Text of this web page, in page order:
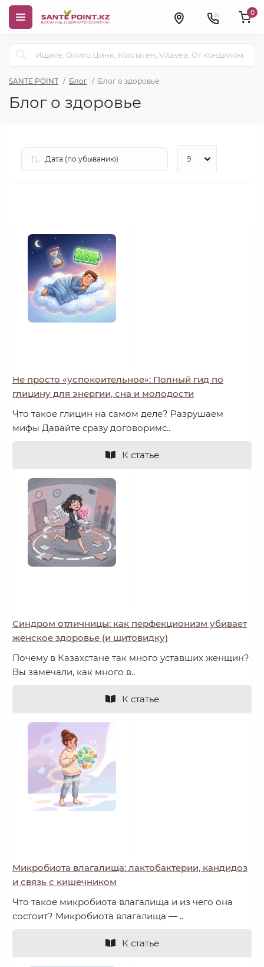
0
SANTE POINT Блог Блог о здоровье
Блог о здоровье
Не просто «успокоительное»: Полный гид по
глицину для энергии, сна и молодости
Что такое глицин на самом деле? Разрушаем
мифы Давайте сразу договоримс..
К статье
Синдром отличницы: как перфекционизм убивает
женское здоровье (и щитовидку)
Почему в Казахстане так много уставших женщин?
Вы замечали, как много в..
К статье
Микробиота влагалища: лактобактерии, кандидоз
и связь с кишечником
Что такое микробиота влагалища и из чего она
состоит? Микробиота влагалища — ..
К статье